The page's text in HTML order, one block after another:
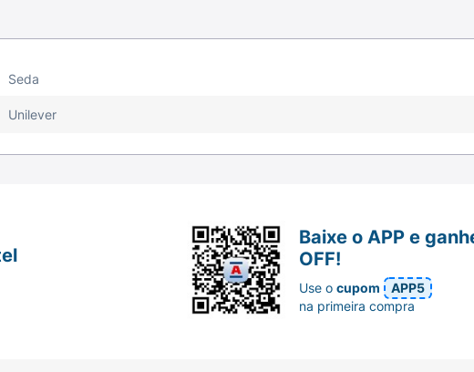
Super Hidratação mantém seus cachos definidos e super
Seda
Unilever
Baixe o APP e
OFF!
Use ocupom
APP5
na primeira compra